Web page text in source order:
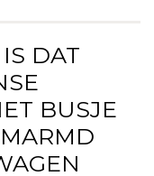
DAT
BUSJE